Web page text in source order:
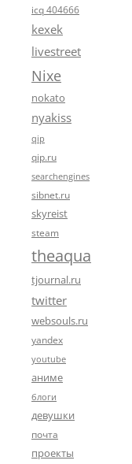
icq 404666
kexek
livestreet
Nixe
nokato
nyakiss
qip
qip.ru
searchengines
sibnet.ru
skyreist
steam
theaqua
tjournal.ru
twitter
websouls.ru
yandex
youtube
аниме
блоги
девушки
почта
проекты